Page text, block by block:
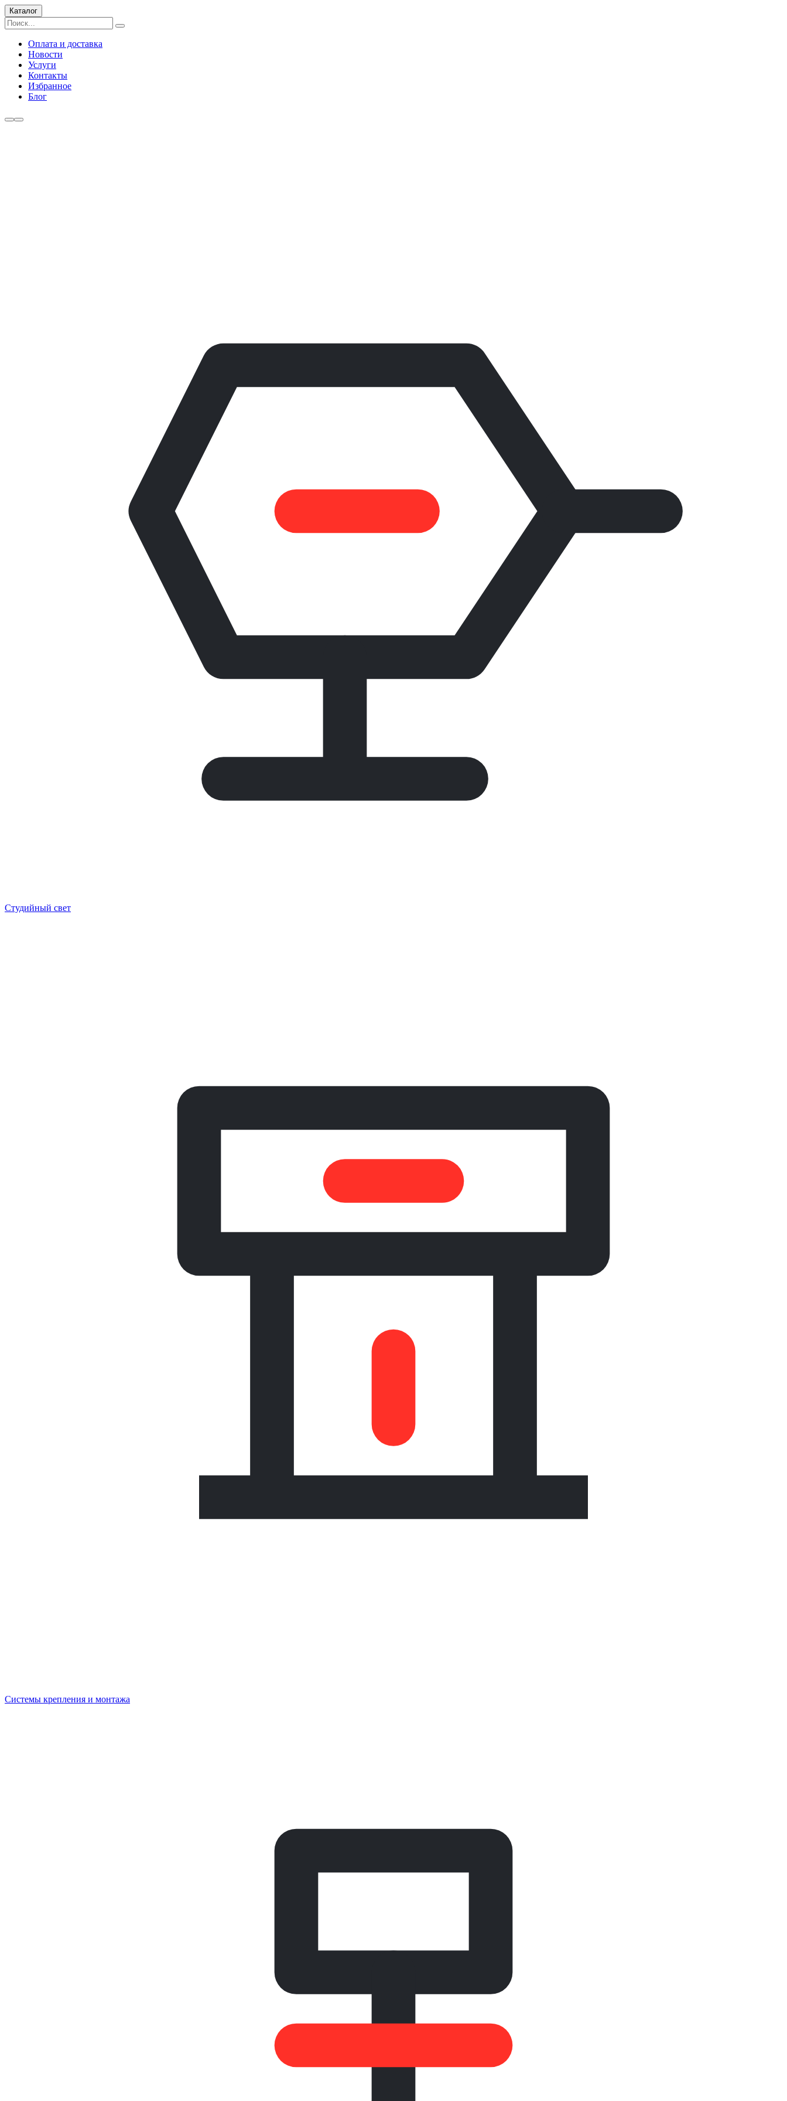
Каталог
Оплата и доставка
Новости
Услуги
Контакты
Избранное
Блог
Студийный свет
Системы крепления и монтажа